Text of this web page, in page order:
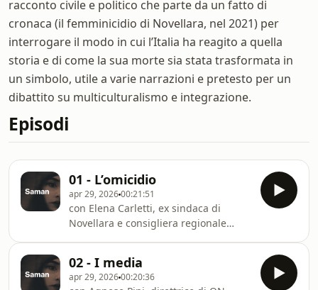
racconto civile e politico che parte da un fatto di
cronaca (il femminicidio di Novellara, nel 2021) per
interrogare il modo in cui l’Italia ha reagito a quella
storia e di come la sua morte sia stata trasformata in
un simbolo, utile a varie narrazioni e pretesto per un
dibattito su multiculturalismo e integrazione.
Episodi
01 - L’omicidio
apr 29, 202600:21:51
con Elena Carletti, ex sindaca di
Novellara e consigliera regionale
Novellara. Ha 18 anni, si è rifiutata di
sposare un cugino in Pakistan e pochi
02 - I media
apr 29, 202600:20:36